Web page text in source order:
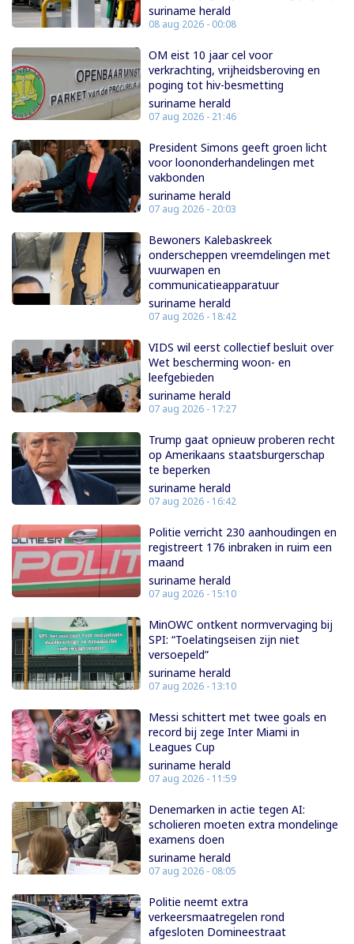
suriname herald
08 aug 2026 - 00:08
OM eist 10 jaar cel voor
verkrachting, vrijheidsberoving en
poging tot hiv-besmetting
suriname herald
07 aug 2026 - 21:46
President Simons geeft groen licht
voor loononderhandelingen met
vakbonden
suriname herald
07 aug 2026 - 20:03
Bewoners Kalebaskreek
onderscheppen vreemdelingen met
vuurwapen en
communicatieapparatuur
suriname herald
07 aug 2026 - 18:42
VIDS wil eerst collectief besluit over
Wet bescherming woon- en
leefgebieden
suriname herald
07 aug 2026 - 17:27
Trump gaat opnieuw proberen recht
op Amerikaans staatsburgerschap
te beperken
suriname herald
07 aug 2026 - 16:42
Politie verricht 230 aanhoudingen en
registreert 176 inbraken in ruim een
maand
suriname herald
07 aug 2026 - 15:10
MinOWC ontkent normvervaging bij
SPI: “Toelatingseisen zijn niet
versoepeld”
suriname herald
07 aug 2026 - 13:10
Messi schittert met twee goals en
record bij zege Inter Miami in
Leagues Cup
suriname herald
07 aug 2026 - 11:59
Denemarken in actie tegen AI:
scholieren moeten extra mondelinge
examens doen
suriname herald
07 aug 2026 - 08:05
Politie neemt extra
verkeersmaatregelen rond
afgesloten Domineestraat